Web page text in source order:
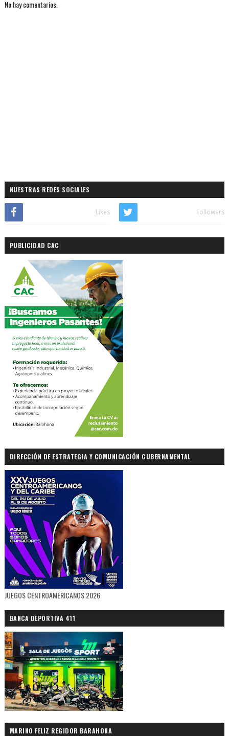
No hay comentarios.
NUESTRAS REDES SOCIALES
Likes Followers
PUBLICIDAD CAC
DIRECCIÓN DE ESTRATEGIA Y COMUNICACIÓN GUBERNAMENTAL
JUEGOS CENTROAMERICANOS 2026
BANCA DEPORTIVA 411
MARINO FELIZ REGIDOR BARAHONA